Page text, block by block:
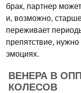
брак, партнер
и, возможно,
переживает
препятствие,
эмоциях.
ВЕНЕРА В
КОЛЕСОВ